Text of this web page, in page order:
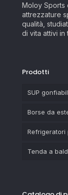
Moloy Sports
attrezzature
qualità,
di vita attivi in
Prodotti
SUP
Borse da
Refrigeratori
Tenda a